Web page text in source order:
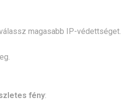
magasabb IP-védettséget.
fény: